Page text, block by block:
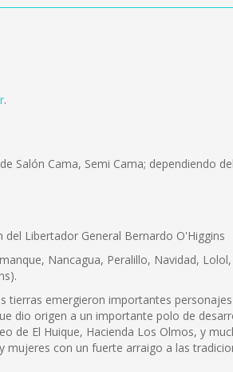
.
Salón Cama, Semi Cama; dependiendo
del Libertador General Bernardo O'Higgins
Nancagua, Peralillo, Navidad,
tierras emergieron importantes
dio origen a un importante polo de
El Huique, Hacienda Los Olmos, y
con un fuerte arraigo a las